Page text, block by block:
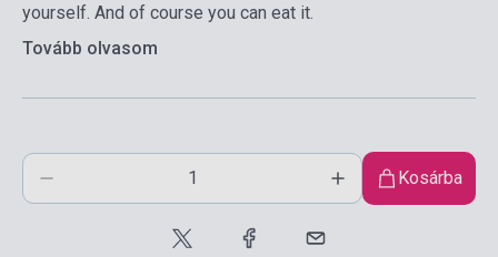
yourself. And of course you can eat it.
Tovább olvasom
Kosárba